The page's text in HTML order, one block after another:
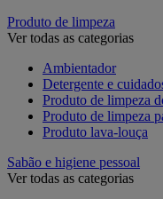
Produto de limpeza
Ver todas as categorias
Ambientador
Detergente e
Produto de limpeza
Produto de limpeza
Produto lava-louça
Sabão e higiene pessoal
Ver todas as categorias